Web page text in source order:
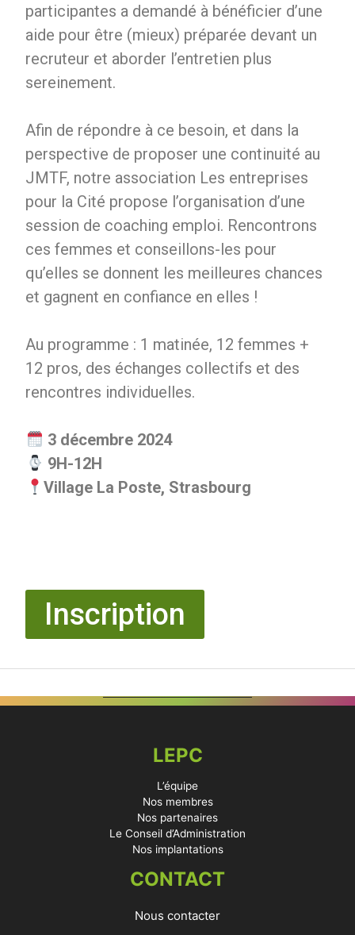
participantes a demandé à bénéficier d’une
aide pour être (mieux) préparée devant un
recruteur et aborder l’entretien plus
sereinement.
Afin de répondre à ce besoin, et dans la
perspective de proposer une continuité au
JMTF, notre association Les entreprises
pour la Cité propose l’organisation d’une
session de coaching emploi. Rencontrons
ces femmes et conseillons-les pour
qu’elles se donnent les meilleures chances
et gagnent en confiance en elles !
Au programme : 1 matinée, 12 femmes +
12 pros, des échanges collectifs et des
rencontres individuelles.
3 décembre 2024
9H-12H
Village La Poste, Strasbourg
Inscription
LEPC
L’équipe
Nos membres
Nos partenaires
Le Conseil d’Administration
Nos implantations
CONTACT
Nous contacter